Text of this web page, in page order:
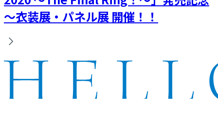
～衣装展・パネル展 開催！！